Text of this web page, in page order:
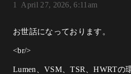
April 27, 2026, 6:11am
1
お世話になっております。
<br/>
Lumen、VSM、TSR、HWRTの